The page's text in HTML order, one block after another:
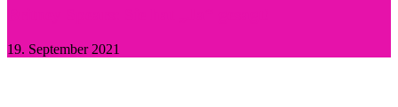
19. September 2021